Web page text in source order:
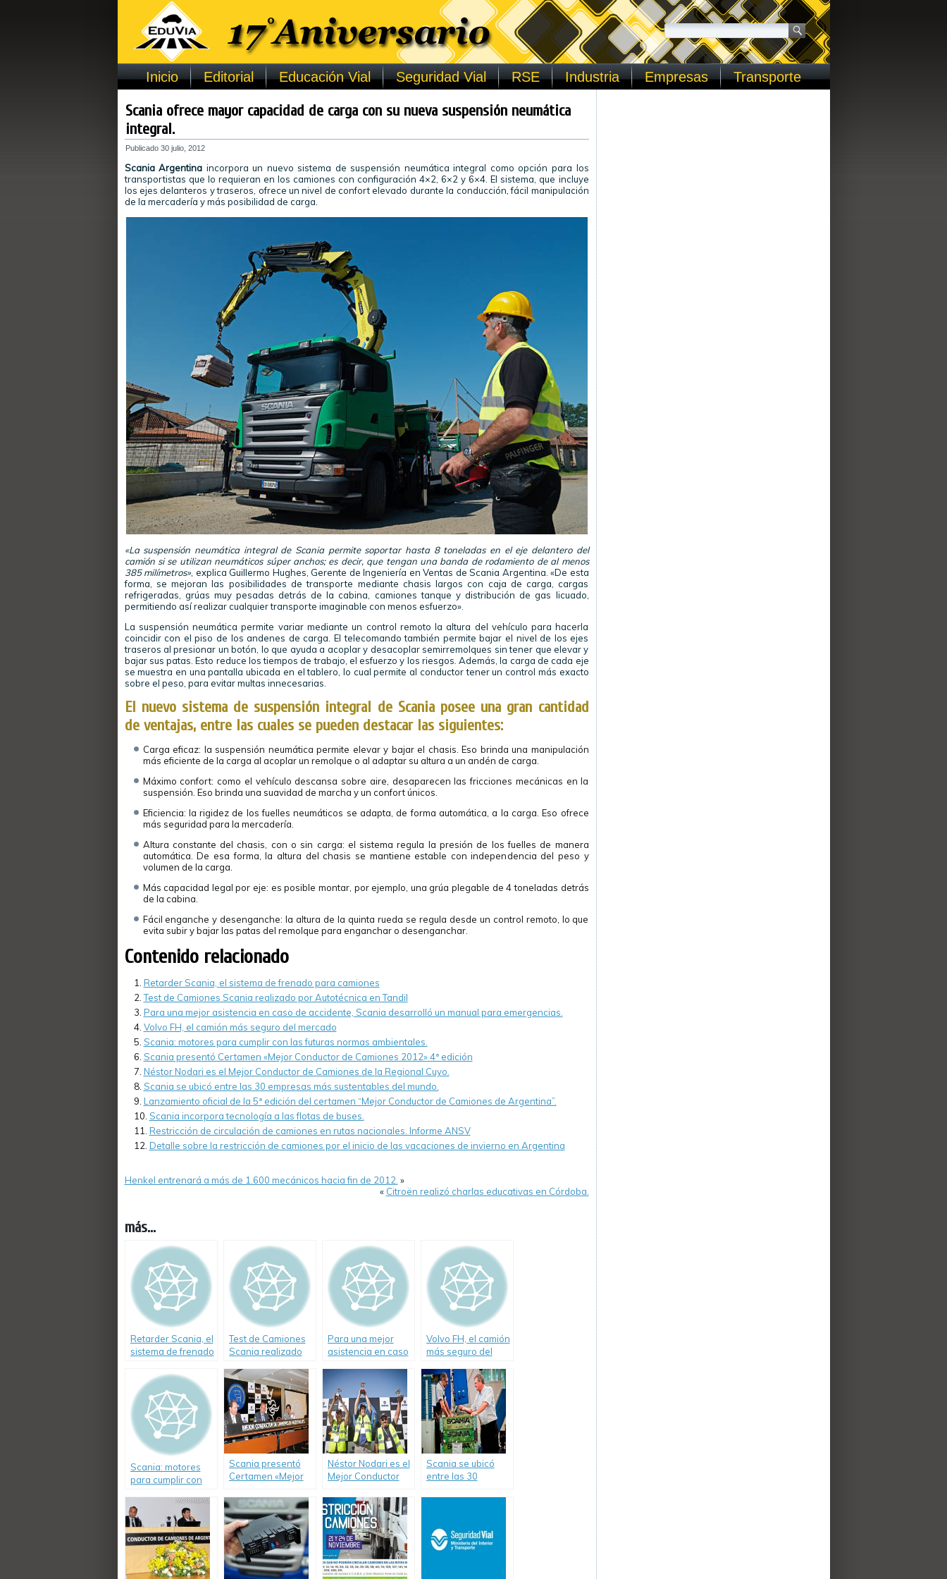
Inicio Editorial Educación Vial Seguridad Vial RSE Industria Empresas Transporte
Scania ofrece mayor capacidad de carga con su nueva suspensión neumática
integral.
Publicado 30 julio, 2012
Scania Argentina incorpora un nuevo sistema de suspensión neumática integral como opción para los
transportistas que lo requieran en los camiones con configuración 4×2, 6×2 y 6×4. El sistema, que incluye
los ejes delanteros y traseros, ofrece un nivel de confort elevado durante la conducción, fácil manipulación
de la mercadería y más posibilidad de carga.
«La suspensión neumática integral de Scania permite soportar hasta 8 toneladas en el eje delantero del
camión si se utilizan neumáticos súper anchos; es decir, que tengan una banda de rodamiento de al menos
385 milímetros», explica Guillermo Hughes, Gerente de Ingeniería en Ventas de Scania Argentina. «De esta
forma, se mejoran las posibilidades de transporte mediante chasis largos con caja de carga, cargas
refrigeradas, grúas muy pesadas detrás de la cabina, camiones tanque y distribución de gas licuado,
permitiendo así realizar cualquier transporte imaginable con menos esfuerzo».
La suspensión neumática permite variar mediante un control remoto la altura del vehículo para hacerla
coincidir con el piso de los andenes de carga. El telecomando también permite bajar el nivel de los ejes
traseros al presionar un botón, lo que ayuda a acoplar y desacoplar semirremolques sin tener que elevar y
bajar sus patas. Esto reduce los tiempos de trabajo, el esfuerzo y los riesgos. Además, la carga de cada eje
se muestra en una pantalla ubicada en el tablero, lo cual permite al conductor tener un control más exacto
sobre el peso, para evitar multas innecesarias.
El nuevo sistema de suspensión integral de Scania posee una gran cantidad
de ventajas, entre las cuales se pueden destacar las siguientes:
Carga eficaz: la suspensión neumática permite elevar y bajar el chasis. Eso brinda una manipulación
más eficiente de la carga al acoplar un remolque o al adaptar su altura a un andén de carga.
Máximo confort: como el vehículo descansa sobre aire, desaparecen las fricciones mecánicas en la
suspensión. Eso brinda una suavidad de marcha y un confort únicos.
Eficiencia: la rigidez de los fuelles neumáticos se adapta, de forma automática, a la carga. Eso ofrece
más seguridad para la mercadería.
Altura constante del chasis, con o sin carga: el sistema regula la presión de los fuelles de manera
automática. De esa forma, la altura del chasis se mantiene estable con independencia del peso y
volumen de la carga.
Más capacidad legal por eje: es posible montar, por ejemplo, una grúa plegable de 4 toneladas detrás
de la cabina.
Fácil enganche y desenganche: la altura de la quinta rueda se regula desde un control remoto, lo que
evita subir y bajar las patas del remolque para enganchar o desenganchar.
Contenido relacionado
Retarder Scania, el sistema de frenado para camiones
Test de Camiones Scania realizado por Autotécnica en Tandil
Para una mejor asistencia en caso de accidente, Scania desarrolló un manual para emergencias.
Volvo FH, el camión más seguro del mercado
Scania: motores para cumplir con las futuras normas ambientales.
Scania presentó Certamen «Mejor Conductor de Camiones 2012» 4ª edición
Néstor Nodari es el Mejor Conductor de Camiones de la Regional Cuyo.
Scania se ubicó entre las 30 empresas más sustentables del mundo.
Lanzamiento oficial de la 5ª edición del certamen “Mejor Conductor de Camiones de Argentina”.
Scania incorpora tecnología a las flotas de buses.
Restricción de circulación de camiones en rutas nacionales. Informe ANSV
Detalle sobre la restricción de camiones por el inicio de las vacaciones de invierno en Argentina
Henkel entrenará a más de 1.600 mecánicos hacia fin de 2012. »
« Citroën realizó charlas educativas en Córdoba.
más...
Retarder Scania, el
sistema de frenado
Test de Camiones
Scania realizado
Tandil
Para una mejor
asistencia en caso
Scania desarrolló
un manual para
emergencias.
Volvo FH, el camión
más seguro del
Scania: motores
para cumplir con
ambientales.
Scania presentó
Certamen «Mejor
Camiones 2012» 4ª
edición
Néstor Nodari es el
Mejor Conductor
Regional Cuyo.
Scania se ubicó
entre las 30